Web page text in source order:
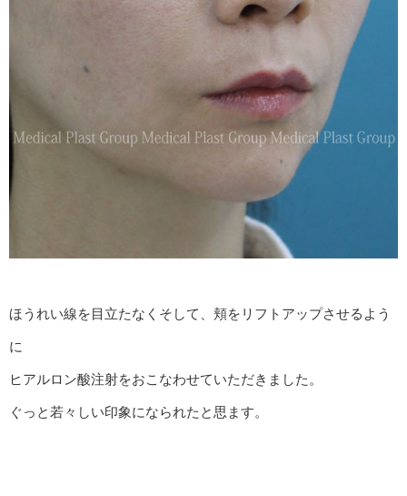
ほうれい線を目立たなくそして、頬をリフトアップさせるよう
に
ヒアルロン酸注射をおこなわせていただきました。
ぐっと若々しい印象になられたと思ます。